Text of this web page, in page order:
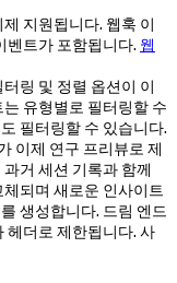
지원됩니다. 웹훅 이
벤트가 포함됩니다. 웹
링 및 정렬 옵션이 이
유형별로 필터링할 수
필터링할 수 있습니다.
이제 연구 프리뷰로 제
거 세션 기록과 함께
되며 새로운 인사이트
생성합니다. 드림 엔드
헤더로 제한됩니다. 사